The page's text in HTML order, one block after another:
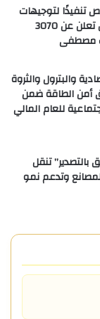
تنفيذًا لتوجيهات
الوزير حسن رداد.. وزارة العمل تعلن عن 3070
مصطفى
والبترول والثروة
أمن الطاقة ضمن
للعام المالي
تنقل
وتدعم نمو